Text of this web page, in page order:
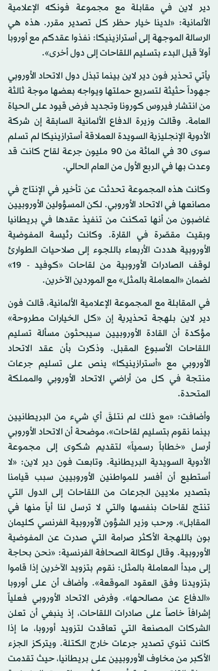
دير لاين في مقابلة مع مجموعة فونكه الإعلامية
الألمانية: «لدينا خيار حظر كل تصدير مقرر. هذه هي
الرسالة الموجهة إلى أسترازينيكا: نفذوا عقدكم مع أوروبا
أولاً قبل البدء بتسليم اللقاحات إلى دول أخرى».
يأتي تحذير فون دير لاين بينما تبذل دول الاتحاد الأوروبي
جهوداً حثيثة لتسريع حملتها ويواجه بعضها موجة ثالثة
من انتشار فيروس كورونا وتجديد فرض قيود على الحياة
العامة. وقالت وزيرة الدفاع الألمانية السابقة إن شركة
الأدوية الإنجليزية السويدة العملاقة أسترازينيكا لم تسلم
سوى 30 في المائة من 90 مليون جرعة لقاح كانت قد
وعدت بها في الربع الأول من العام الحالي.
وكانت هذه المجموعة تحدثت عن تأخير في الإنتاج في
مصانعها في الاتحاد الأوروبي. لكن المسؤولين الأوروبيين
غاضبون من أنها تمكنت من تنفيذ عقدها في بريطانيا
وبقيت مقصّرة في القارة. وكانت رئيسة المفوضية
الأوروبية هددت الأربعاء باللجوء إلى صلاحيات الطوارئ
لوقف الصادرات الأوروبية من لقاحات «كوفيد - 19»
لضمان «المعاملة بالمثل» مع الموردين الآخرين.
في المقابلة مع المجموعة الإعلامية الألمانية، قالت فون
دير لاين بلهجة تحذيرية إن «كل الخيارات مطروحة»
مؤكدة أن القادة الأوروبيين سيبحثون مسألة تسليم
اللقاحات الأسبوع المقبل. وذكرت بأن عقد الاتحاد
الأوروبي مع «أسترازينيكا» ينص على تسليم جرعات
منتجة في كل من أراضي الاتحاد الأوروبي والمملكة
المتحدة.
وأضافت: «مع ذلك لم نتلقَ أي شيء من البريطانيين
بينما نقوم بتسليم لقاحات»، موضحة أن الاتحاد الأوروبي
أرسل «خطاباً رسمياً» لتقديم شكوى إلى مجموعة
الأدوية السويدية البريطانية. وتابعت فون دير لاين: «لا
أستطيع أن أفسر للمواطنين الأوروبيين سبب قيامنا
بتصدير ملايين الجرعات من اللقاحات إلى الدول التي
تنتج لقاحات بنفسها والتي لا ترسل لنا أياً منها في
المقابل». ورحب وزير الشؤون الأوروبية الفرنسي كليمان
بون باللهجة الأكثر صرامة التي صدرت عن المفوضية
الأوروبية. وقال لوكالة الصحافة الفرنسية: «نحن بحاجة
إلى مبدأ المعاملة بالمثل: نقوم بتزويد الآخرين إذا قاموا
بتزويدنا وفق العقود الموقعة». وأضاف أن على أوروبا
«الدفاع عن مصالحها». وفرض الاتحاد الأوروبي فعلياً
إشرافاً خاصاً على صادرات اللقاحات، إذ ينبغي أن تعلن
الشركات المصنعة التي تعاقدت لتزويد أوروبا، ما إذا
كانت تنوي تصدير جرعات خارج الكتلة. ويتركز الجزء
الأكبر من مخاوف الأوروبيين على بريطانيا، حيث تقدمت